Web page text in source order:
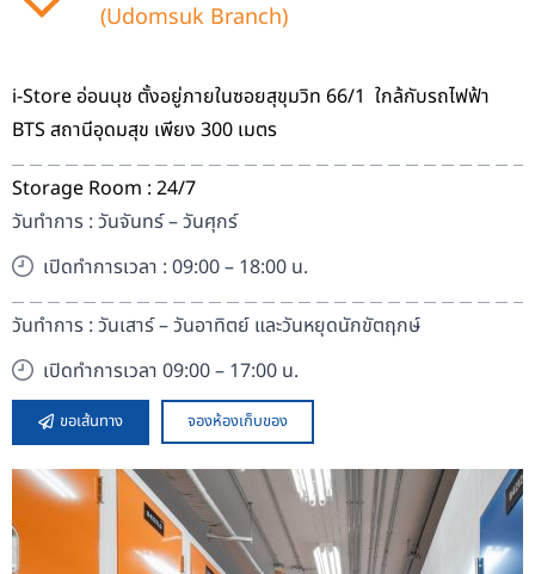
(Udomsuk Branch)
i-Store อ่อนนุช ตั้งอยู่ภายในซอยสุขุมวิท 66/1 ใกล้กับรถไฟฟ้า
BTS สถานีอุดมสุข เพียง 300 เมตร
Storage Room : 24/7
วันทำการ : วันจันทร์ – วันศุกร์
เปิดทำการเวลา : 09:00 – 18:00 น.
วันทำการ : วันเสาร์ – วันอาทิตย์ และวันหยุดนักขัตฤกษ์
เปิดทำการเวลา 09:00 – 17:00 น.
ขอเส้นทาง จองห้องเก็บของ